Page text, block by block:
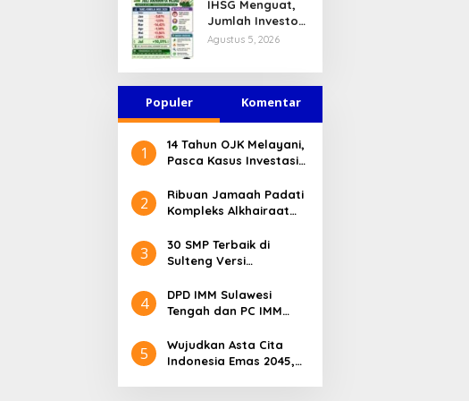
Jasa Keuangan
Tetap Terjaga
IHSG Menguat,
Jumlah Investor
Pasar Modal
Agustus 5, 2026
Populer Komentar
1
14 Tahun OJK Melayani,
Pasca Kasus Investasi
Sulteng Menilai Peran
OJK Sangat Penting
2
Ribuan Jamaah Padati
Kompleks Alkhairaat
Nasional dan Daerah
Hadir
3
30 SMP Terbaik di
Sulteng Versi
4
DPD IMM Sulawesi
Tengah dan PC IMM
Mantan Kapolresta
Palu
5
Wujudkan Asta Cita
Indonesia Emas 2045,